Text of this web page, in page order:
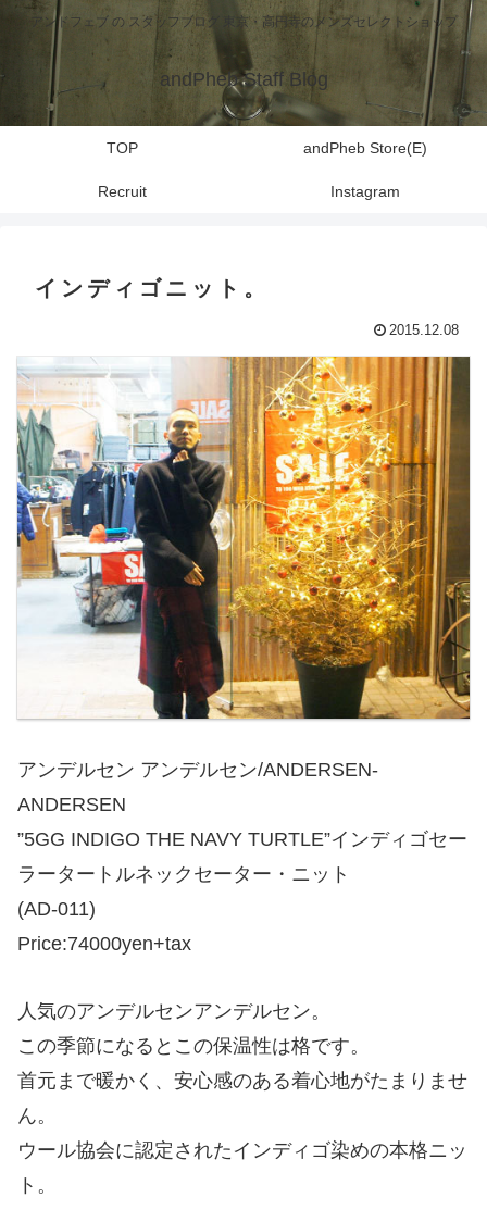
アンドフェブ の スタッフブログ 東京・高円寺のメンズセレクトショップ
andPheb Staff Blog
TOP andPheb Store(E)
Recruit Instagram
インディゴニット。
2015.12.08
アンデルセン アンデルセン/ANDERSEN-
ANDERSEN
”5GG INDIGO THE NAVY TURTLE”インディゴセー
ラータートルネックセーター・ニット
(AD-011)
Price:74000yen+tax
人気のアンデルセンアンデルセン。
この季節になるとこの保温性は格です。
首元まで暖かく、安心感のある着心地がたまりませ
ん。
ウール協会に認定されたインディゴ染めの本格ニッ
ト。